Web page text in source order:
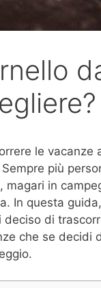
le vacanze
più
magari in
In questa
deciso di
che se decidi